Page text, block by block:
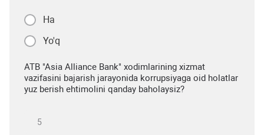
Ha
Yo'q
ATB "Asia Alliance Bank" xodimlarining xizmat
vazifasini bajarish jarayonida korrupsiyaga oid holatlar
yuz berish ehtimolini qanday baholaysiz?